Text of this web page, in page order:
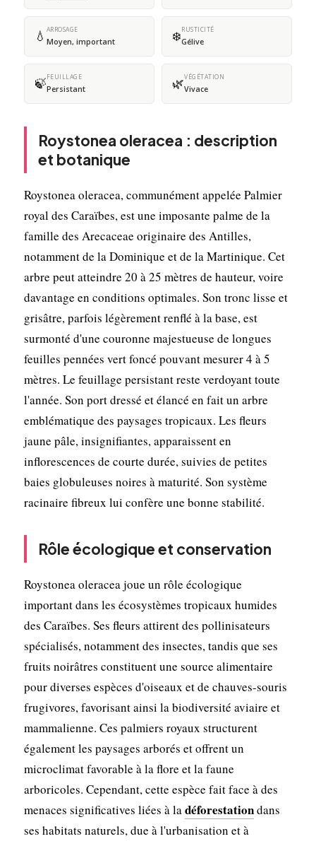
💧 ARROSAGE
Moyen, important ❄️RUSTICITÉ
Gélive
🍃FEUILLAGE
Persistant 🌿VÉGÉTATION
Vivace
Roystonea oleracea : description
et botanique
Roystonea oleracea, communément appelée Palmier
royal des Caraïbes, est une imposante palme de la
famille des Arecaceae originaire des Antilles,
notamment de la Dominique et de la Martinique. Cet
arbre peut atteindre 20 à 25 mètres de hauteur, voire
davantage en conditions optimales. Son tronc lisse et
grisâtre, parfois légèrement renflé à la base, est
surmonté d'une couronne majestueuse de longues
feuilles pennées vert foncé pouvant mesurer 4 à 5
mètres. Le feuillage persistant reste verdoyant toute
l'année. Son port dressé et élancé en fait un arbre
emblématique des paysages tropicaux. Les fleurs
jaune pâle, insignifiantes, apparaissent en
inflorescences de courte durée, suivies de petites
baies globuleuses noires à maturité. Son système
racinaire fibreux lui confère une bonne stabilité.
Rôle écologique et conservation
Roystonea oleracea joue un rôle écologique
important dans les écosystèmes tropicaux humides
des Caraïbes. Ses fleurs attirent des pollinisateurs
spécialisés, notamment des insectes, tandis que ses
fruits noirâtres constituent une source alimentaire
pour diverses espèces d'oiseaux et de chauves-souris
frugivores, favorisant ainsi la biodiversité aviaire et
mammalienne. Ces palmiers royaux structurent
également les paysages arborés et offrent un
microclimat favorable à la flore et la faune
arboricoles. Cependant, cette espèce fait face à des
menaces significatives liées à ladéforestationdans
ses habitats naturels, due à l'urbanisation et à